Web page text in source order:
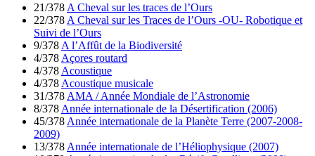
21/378 A Cheval sur les traces de l’Ours
22/378 A Cheval sur les Traces de l’Ours -OU- Robotique et
Suivi de l’Ours
9/378 A l’Affût de la Biodiversité
4/378 Açores routard
4/378 Acoustique
4/378 Acoustique musicale
31/378 AMA / Année Mondiale de l’Astronomie
8/378 Année internationale de la Désertification (2006)
45/378 Année internationale de la Planète Terre (2007-2008-
2009)
13/378 Année internationale de l’Héliophysique (2007)